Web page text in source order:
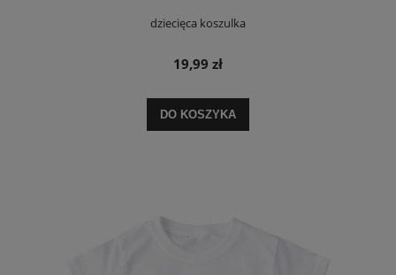
dziecięca koszulka
19,99 zł
DO KOSZYKA